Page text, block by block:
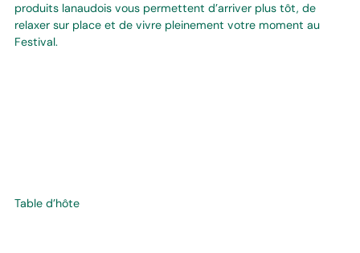
produits lanaudois vous permettent d’arriver plus tôt, de
relaxer sur place et de vivre pleinement votre moment au
Festival.
Table d’hôte